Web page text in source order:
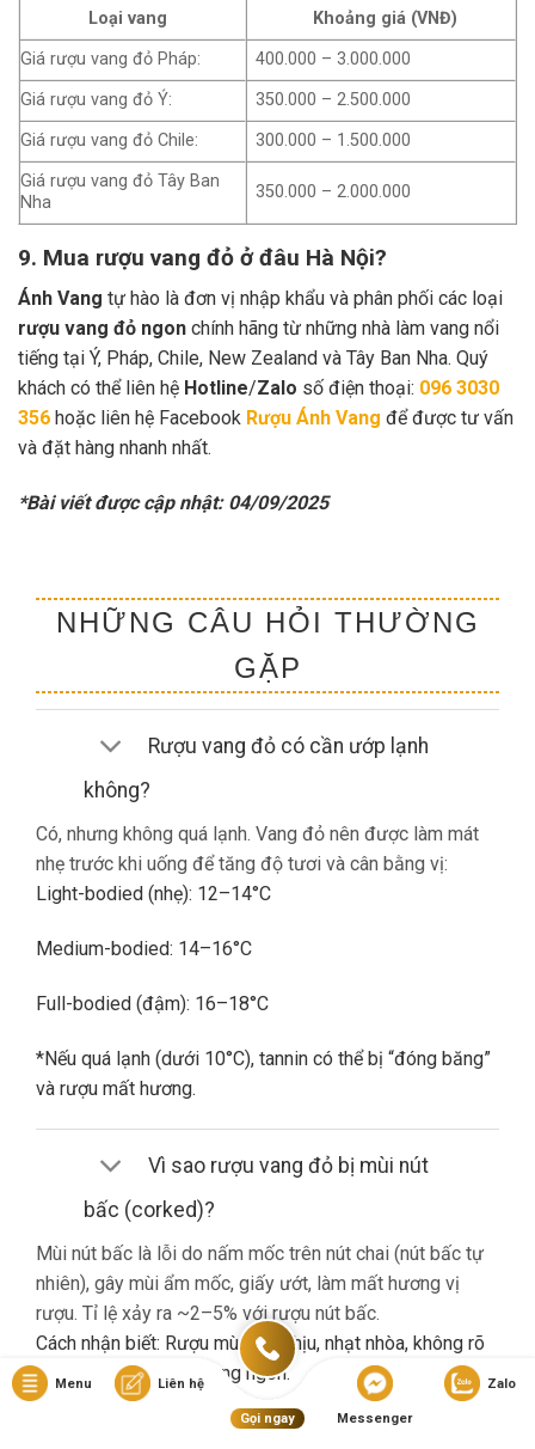
Loại vang
Khoảng giá (VNĐ)
Giá rượu vang đỏ Pháp:
400.000 – 3.000.000
Giá rượu vang đỏ Ý:
350.000 – 2.500.000
Giá rượu vang đỏ Chile:
300.000 – 1.500.000
Giá rượu vang đỏ Tây Ban
Nha
350.000 – 2.000.000
9. Mua rượu vang đỏ ở đâu Hà Nội?
Ánh Vang tự hào là đơn vị nhập khẩu và phân phối các loại
rượu vang đỏ ngon chính hãng từ những nhà làm vang nổi
tiếng tại Ý, Pháp, Chile, New Zealand và Tây Ban Nha. Quý
khách có thể liên hệ Hotline/Zalo số điện thoại: 096 3030
356 hoặc liên hệ Facebook Rượu Ánh Vang để được tư vấn
và đặt hàng nhanh nhất.
*Bài viết được cập nhật: 04/09/2025
NHỮNG CÂU HỎI THƯỜNG
GẶP
Rượu vang đỏ có cần ướp lạnh
không?
Có, nhưng không quá lạnh. Vang đỏ nên được làm mát
nhẹ trước khi uống để tăng độ tươi và cân bằng vị:
Light-bodied (nhẹ): 12–14°C
Medium-bodied: 14–16°C
Full-bodied (đậm): 16–18°C
*Nếu quá lạnh (dưới 10°C), tannin có thể bị “đóng băng”
và rượu mất hương.
Vì sao rượu vang đỏ bị mùi nút
bấc (corked)?
Mùi nút bấc là lỗi do nấm mốc trên nút chai (nút bấc tự
nhiên), gây mùi ẩm mốc, giấy ướt, làm mất hương vị
rượu. Tỉ lệ xảy ra ~2–5% với rượu nút bấc.
Cách nhận biết: Rượu mùi khó chịu, nhạt nhòa, không rõ
hương trái cây dù là vang ngon.
Nếu gặp lỗi này, bạn nên liên hệ cửa hàng đổi trả (nếu có
Menu Liên hệ
Gọi ngay Messenger
Zalo